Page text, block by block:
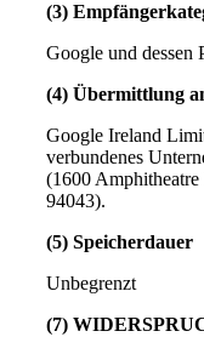
(3)
Google und dessen
(4) Übermittlung
Google Ireland
verbundenes
(1600
94043).
(5) Speicherdauer
Unbegrenzt
(7)